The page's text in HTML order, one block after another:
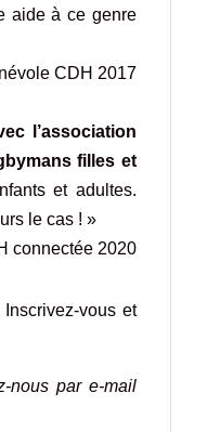
aide à ce genre
CDH 2017
l’association
filles et
et adultes.
le cas ! »
connectée 2020
Inscrivez-vous et
nous par e-mail